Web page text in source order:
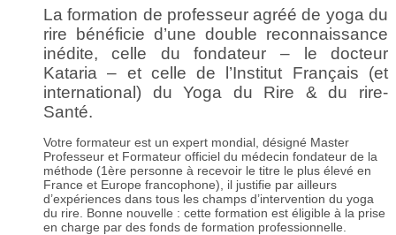
Professeur
La formation de professeur agréé de yoga du
rire bénéficie d’une double reconnaissance
inédite, celle du fondateur – le docteur
Kataria – et celle de l’Institut Français (et
international) du Yoga du Rire & du rire-
Santé.
Votre formateur est un expert mondial, désigné Master
Professeur et Formateur officiel du médecin fondateur de la
méthode (1ère personne à recevoir le titre le plus élevé en
France et Europe francophone), il justifie par ailleurs
d’expériences dans tous les champs d’intervention du yoga
du rire. Bonne nouvelle : cette formation est éligible à la prise
en charge par des fonds de formation professionnelle.